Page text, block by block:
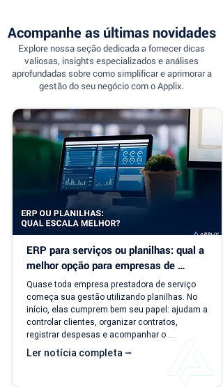
Acompanhe as últimas novidades
Explore nossa seção dedicada a fornecer dicas
valiosas, insights especializados e análises
aprofundadas sobre como simplificar e aprimorar a
gestão do seu negócio com o Applix.
ERP para serviços ou planilhas: qual a
melhor opção para empresas de
serviço?
Ler notícia completa ⭢
Quase toda empresa prestadora de serviço
começa sua gestão utilizando planilhas. No
início, elas cumprem bem seu papel: ajudam a
controlar clientes, organizar contratos,
registrar despesas e acompanhar o
faturamento. O problema é que a empresa
evolui, mas o modelo de gestão muitas vezes
continua o mesmo. Com o aumento da